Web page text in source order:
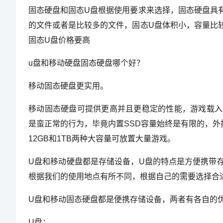
固态硬盘和固态U盘根据使用要求来选择，固态硬盘
的文件或者是比较多的文件，固态U盘体积小，容量
固态U盘价格要高
u盘和移动硬盘固态硬盘哪个好？
移动固态硬盘更实用。
移动固态硬盘可提供更高并且更稳定的性能，游戏载
是蛮正常的行为，毕竟内置SSD容量始终是有限的，
12GB和1TB两种大容量可放置大量游戏。
U盘和移动硬盘都是存储设备，U盘的特点是方便携带
根据我们的使用地点有所不同，根据自己的需要选择
U盘和移动固态硬盘都是便携存储设备，两者有各自的